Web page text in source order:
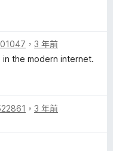
， 3 年前
the modern internet.
， 3 年前